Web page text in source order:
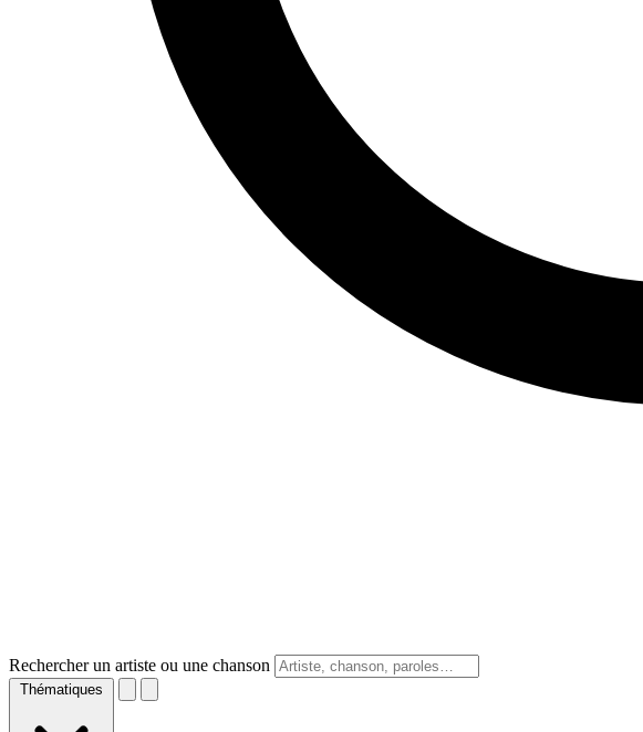
Rechercher un artiste ou une chanson
Thématiques